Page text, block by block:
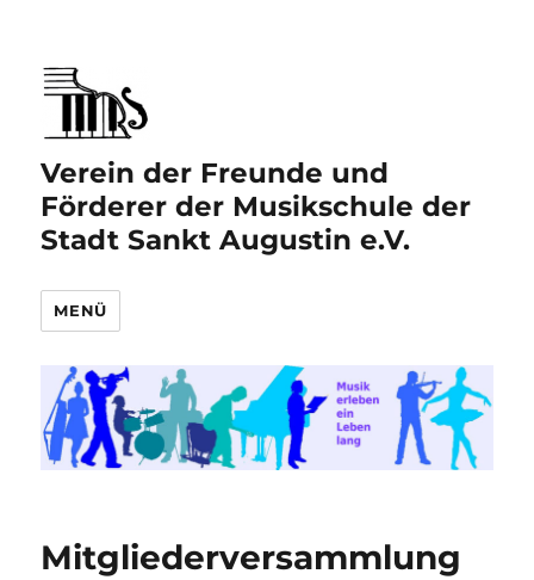
Verein der Freunde und
Förderer der Musikschule der
Stadt Sankt Augustin e.V.
MENÜ
Mitgliederversammlung